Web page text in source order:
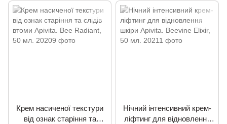
Крем насиченої текстури
від ознак старіння та
Нічний інтенсивний крем-
ліфтинг для відновлення